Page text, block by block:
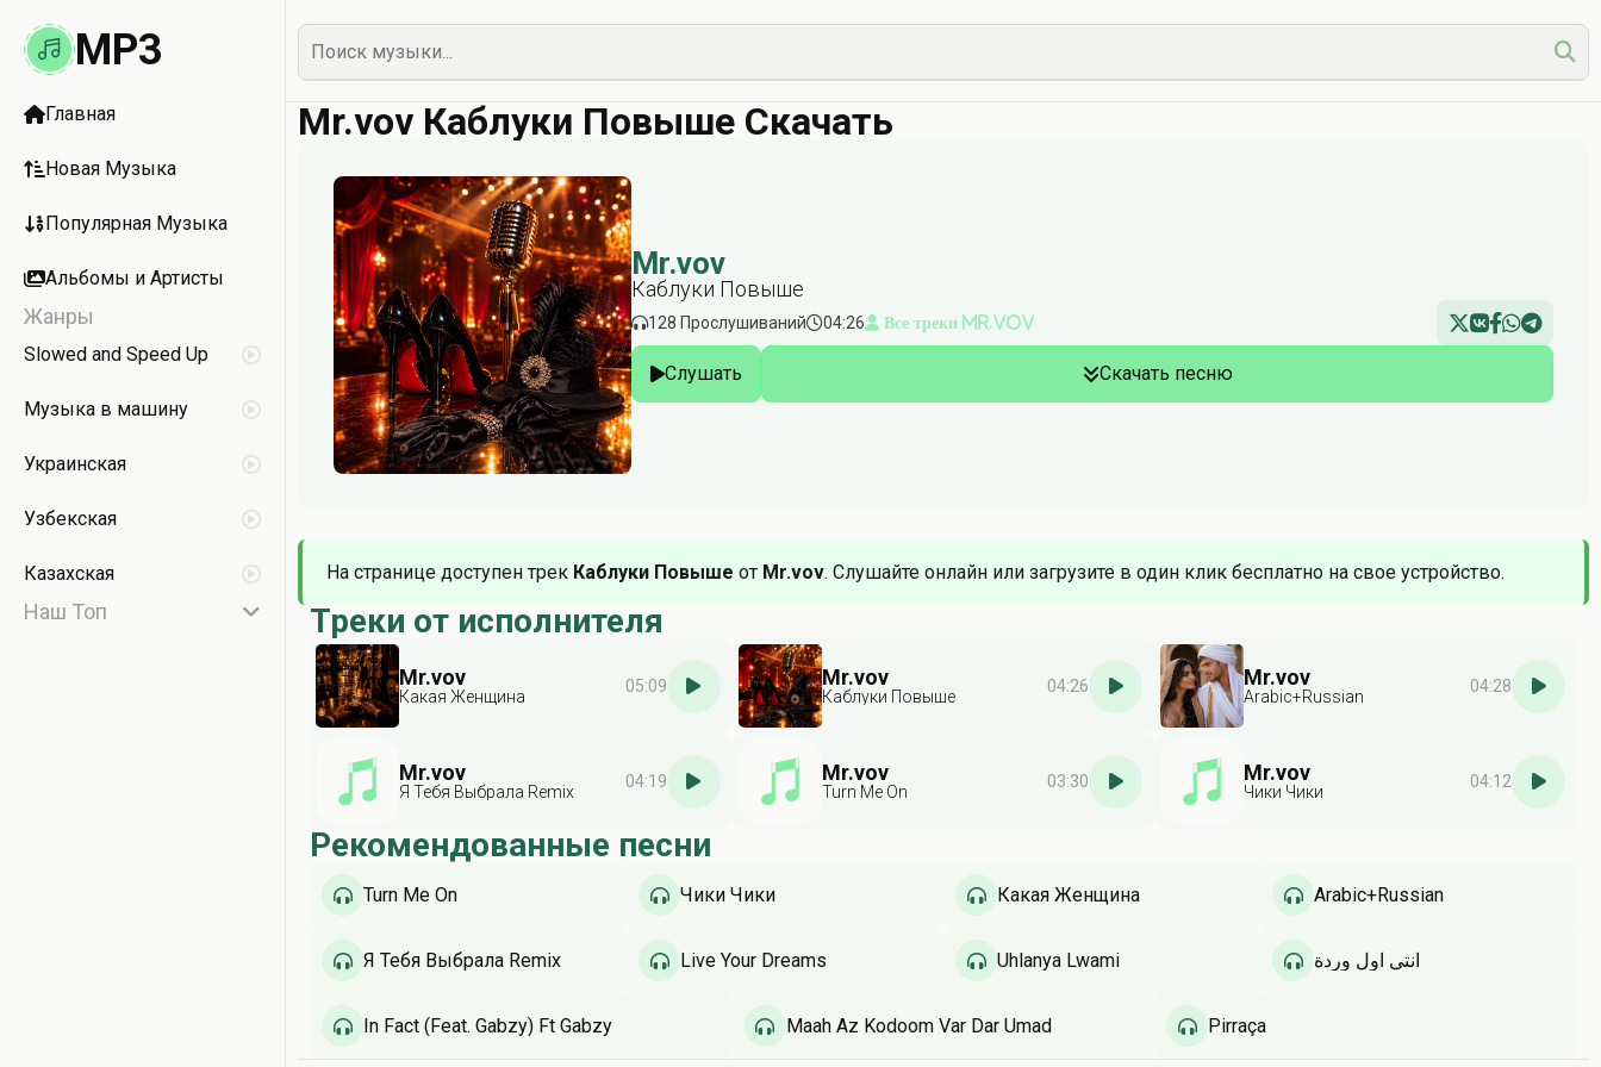
MP3
Главная
Новая Музыка
Популярная Музыка
Альбомы и Артисты
Жанры
Slowed and Speed Up
Музыка в машину
Украинская
Узбекская
Казахская
Наш Топ
Mr.vov Каблуки Повыше Скачать
Mr.vov
Каблуки Повыше
128 Прослушиваний 04:26 Все треки Mr.vov
Слушать Скачать песню
На странице доступен трек Каблуки Повыше от Mr.vov. Слушайте онлайн или загрузите в один клик бесплатно на свое устройство.
Треки от исполнителя
Mr.vov
Какая Женщина
05:09 Mr.vov
Каблуки Повыше
04:26 Mr.vov
Arabic+Russian
04:28
Mr.vov
Я Тебя Выбрала Remix
04:19 Mr.vov
Turn Me On
03:30 Mr.vov
Чики Чики
04:12
Рекомендованные песни
Turn Me On Чики Чики Какая Женщина Arabic+Russian
Я Тебя Выбрала Remix Live Your Dreams Uhlanya Lwami انتي اول وردة
In Fact (Feat. Gabzy) Ft Gabzy Maah Az Kodoom Var Dar Umad Pirraça